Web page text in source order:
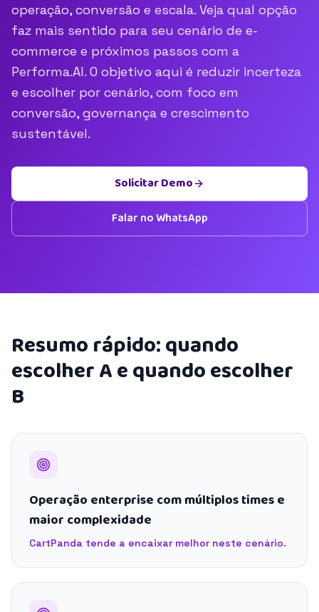
operação, conversão e escala. Veja qual opção
faz mais sentido para seu cenário de e-
commerce e próximos passos com a
Performa.AI. O objetivo aqui é reduzir incerteza
e escolher por cenário, com foco em
conversão, governança e crescimento
sustentável.
Solicitar Demo
Falar no WhatsApp
Resumo rápido: quando
escolher A e quando escolher
B
Operação enterprise com múltiplos times e
maior complexidade
CartPanda tende a encaixar melhor neste cenário.